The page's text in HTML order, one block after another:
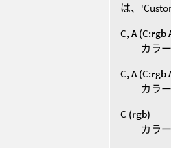
は、
C, A (C:rgb
カラ
C, A (C:rgb
カラ
C (rgb)
カラ